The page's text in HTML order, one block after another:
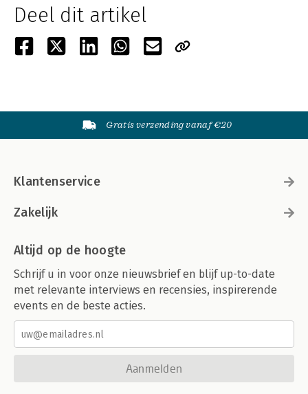
Deel dit artikel
Gratis verzending vanaf €20
Klantenservice
Zakelijk
Altijd op de hoogte
Schrijf u in voor onze nieuwsbrief en blijf up-to-date
met relevante interviews en recensies, inspirerende
events en de beste acties.
Aanmelden